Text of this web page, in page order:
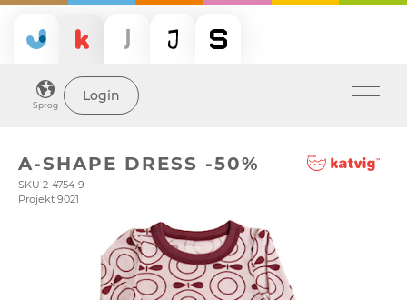
Sprog
Login
A-SHAPE DRESS -50%
SKU 2-4754-9
Projekt 9021